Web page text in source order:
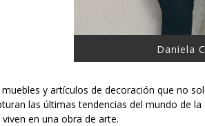
Daniela
y artículos de decoración que no
las últimas tendencias del mundo de
en una obra de arte.